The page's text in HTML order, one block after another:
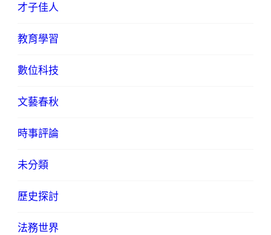
才子佳人
教育學習
數位科技
文藝春秋
時事評論
未分類
歷史探討
法務世界